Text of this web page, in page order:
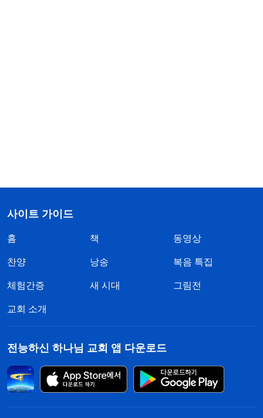
사이트 가이드
홈 책 동영상
찬양 낭송 복음 특집
체험간증 새 시대 그림전
교회 소개
전능하신 하나님 교회 앱 다운로드